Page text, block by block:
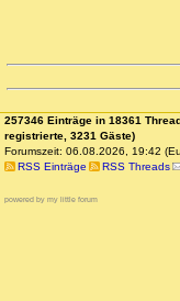
257346 Einträge in 18361
registrierte, 3231 Gäste)
Forumszeit: 06.08.2026, 19:42
RSS Einträge
RSS Threads
powered by my little forum